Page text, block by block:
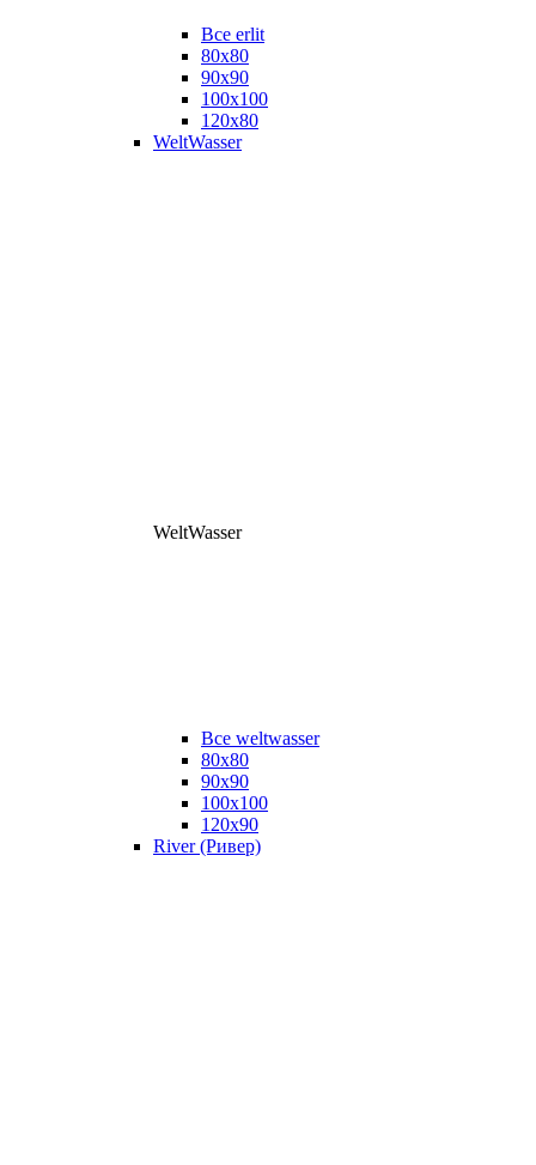
Все erlit
80x80
90x90
100x100
120x80
WeltWasser
WeltWasser
Все weltwasser
80x80
90x90
100x100
120x90
River (Ривер)